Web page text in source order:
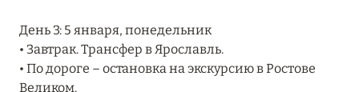
HÔTEL BARRIÈRE LES NEIGES
Подробнее
День 3: 5 января, понедельник
• Завтрак. Трансфер в Ярославль.
• По дороге – остановка на экскурсию в Ростове
Великом.